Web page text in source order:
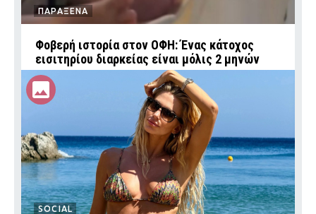
ΠΑΡΑΞΕΝΑ
Φοβερή ιστορία στον ΟΦΗ: Ένας κάτοχος
εισιτηρίου διαρκείας είναι μόλις 2 μηνών
SOCIAL